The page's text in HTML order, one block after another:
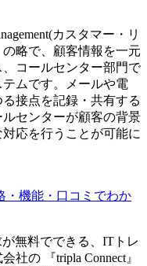
カスタマー・リ
略で、顧客情報を一元
コールセンター部門で
ムです。メールや電
接点を記録・共有する
センターが顧客の背景
応を行うことが可能に
・機能・口コミでわか
無料でできる、ITトレ
会社の 『tripla Connect 』